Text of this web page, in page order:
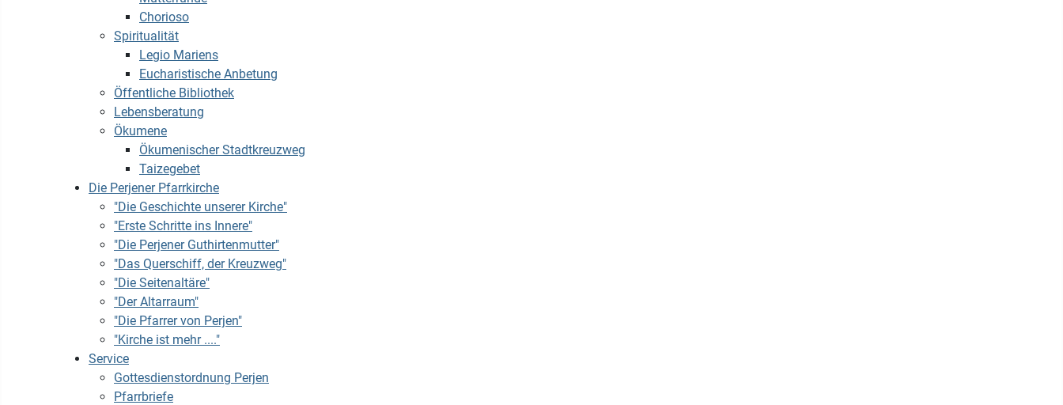
Chorioso
Spiritualität
Legio Mariens
Eucharistische Anbetung
Öffentliche Bibliothek
Lebensberatung
Ökumene
Ökumenischer Stadtkreuzweg
Taizegebet
Die Perjener Pfarrkirche
"Die Geschichte unserer Kirche"
"Erste Schritte ins Innere"
"Die Perjener Guthirtenmutter"
"Das Querschiff, der Kreuzweg"
"Die Seitenaltäre"
"Der Altarraum"
"Die Pfarrer von Perjen"
"Kirche ist mehr ...."
Service
Gottesdienstordnung Perjen
Pfarrbriefe